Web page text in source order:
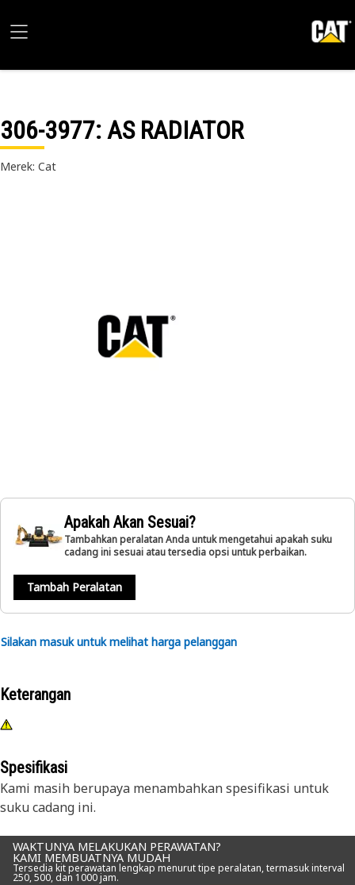
306-3977: AS RADIATOR
Merek: Cat
Apakah Akan Sesuai?
Tambahkan peralatan Anda untuk mengetahui apakah suku
cadang ini sesuai atau tersedia opsi untuk perbaikan.
Tambah Peralatan
Silakan masuk untuk melihat harga pelanggan
Keterangan
Spesifikasi
Kami masih berupaya menambahkan spesifikasi untuk
suku cadang ini.
WAKTUNYA MELAKUKAN PERAWATAN?
KAMI MEMBUATNYA MUDAH
Tersedia kit perawatan lengkap menurut tipe peralatan, termasuk interval
250, 500, dan 1000 jam.